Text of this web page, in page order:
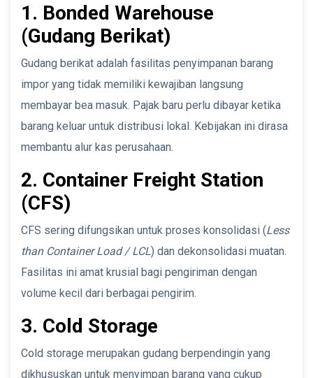
1. Bonded Warehouse
(Gudang Berikat)
Gudang berikat adalah fasilitas penyimpanan barang
impor yang tidak memiliki kewajiban langsung
membayar bea masuk. Pajak baru perlu dibayar ketika
barang keluar untuk distribusi lokal. Kebijakan ini dirasa
membantu alur kas perusahaan.
2. Container Freight Station
(CFS)
CFS sering difungsikan untuk proses konsolidasi (Less
than Container Load / LCL) dan dekonsolidasi muatan.
Fasilitas ini amat krusial bagi pengiriman dengan
volume kecil dari berbagai pengirim.
3. Cold Storage
Cold storage merupakan gudang berpendingin yang
dikhususkan untuk menyimpan barang yang cukup